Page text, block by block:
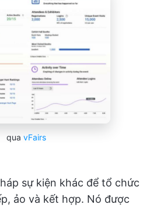
qua vFairs
sự kiện khác để tổ chức
ảo và kết hợp. Nó được